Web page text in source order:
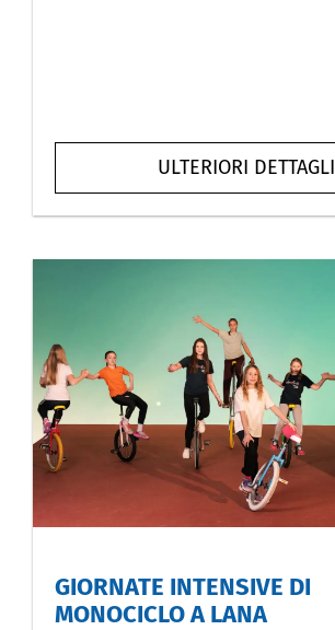
ULTERIORI DETTAGLI
GIORNATE INTENSIVE DI
MONOCICLO A LANA